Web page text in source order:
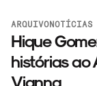
ARQUIVONOTÍCIAS
Hique
histórias ao
Vianna